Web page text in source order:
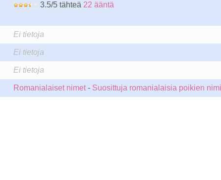
3.5/5 tähteä 22 ääntä
Ei tietoja
Ei tietoja
Ei tietoja
Romanialaiset nimet- Suosittuja romanialaisia poikien